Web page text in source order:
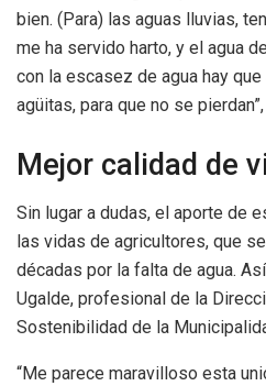
bien. (Para) las aguas lluvias,
me ha servido harto, y el agua
con la escasez de agua hay
agüitas, para que no se
Mejor calidad de
Sin lugar a dudas, el aporte de
las vidas de agricultores, que
décadas por la falta de agua.
Ugalde, profesional de la
Sostenibilidad de la
“Me parece maravilloso esta